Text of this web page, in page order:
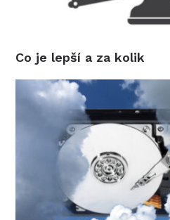
Co je lepší a za kolik